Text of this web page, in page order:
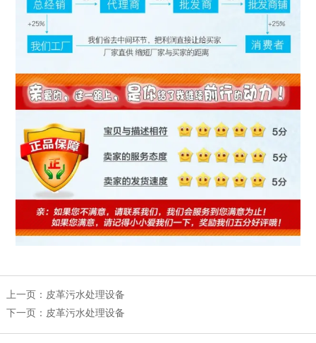
上一页： 皮革污水处理设备
下一页： 皮革污水处理设备